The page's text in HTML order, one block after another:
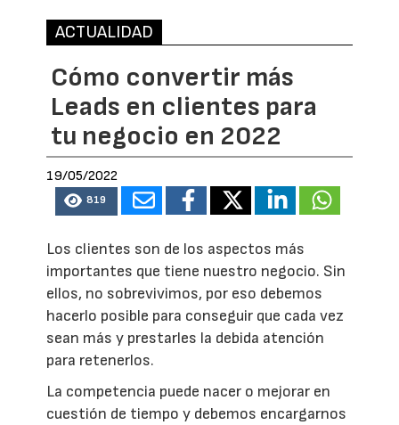
ACTUALIDAD
Cómo convertir más
Leads en clientes para
tu negocio en 2022
19/05/2022
819
Los clientes son de los aspectos más
importantes que tiene nuestro negocio. Sin
ellos, no sobrevivimos, por eso debemos
hacerlo posible para conseguir que cada vez
sean más y prestarles la debida atención
para retenerlos.
La competencia puede nacer o mejorar en
cuestión de tiempo y debemos encargarnos